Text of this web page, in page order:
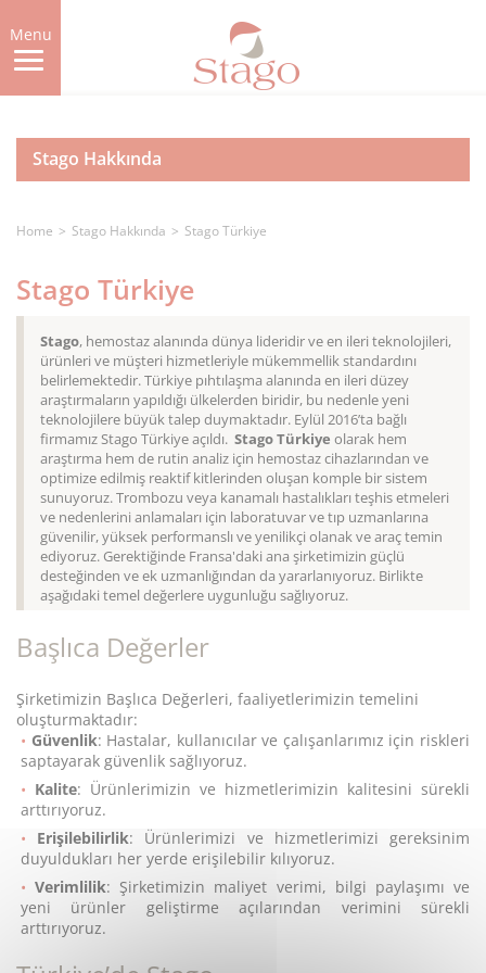
to
main
content
Menu
Stago Hakkında
Home Stago Hakkında Stago Türkiye
Stago Türkiye
Stago, hemostaz alanında dünya lideridir ve en ileri teknolojileri,
ürünleri ve müşteri hizmetleriyle mükemmellik standardını
belirlemektedir.Türkiye pıhtılaşma alanında en ileri düzey
araştırmaların yapıldığı ülkelerden biridir, bu nedenle yeni
teknolojilere büyük talep duymaktadır. Eylül 2016’ta bağlı
firmamız Stago Türkiye açıldı. Stago Türkiye olarak hem
araştırma hem de rutin analiz için hemostaz cihazlarından ve
optimize edilmiş reaktif kitlerinden oluşan komple bir sistem
sunuyoruz. Trombozu veya kanamalı hastalıkları teşhis etmeleri
ve nedenlerini anlamaları için laboratuvar ve tıp uzmanlarına
güvenilir, yüksek performanslı ve yenilikçi olanak ve araç temin
ediyoruz. Gerektiğinde Fransa'daki ana şirketimizin güçlü
desteğinden ve ek uzmanlığından da yararlanıyoruz. Birlikte
aşağıdaki temel değerlere uygunluğu sağlıyoruz.
Başlıca Değerler
Şirketimizin Başlıca Değerleri, faaliyetlerimizin temelini
oluşturmaktadır:
Güvenlik: Hastalar, kullanıcılar ve çalışanlarımız için riskleri
saptayarak güvenlik sağlıyoruz.
Kalite: Ürünlerimizin ve hizmetlerimizin kalitesini sürekli
arttırıyoruz.
Erişilebilirlik: Ürünlerimizi ve hizmetlerimizi gereksinim
duyuldukları her yerde erişilebilir kılıyoruz.
Verimlilik: Şirketimizin maliyet verimi, bilgi paylaşımı ve
yeni ürünler geliştirme açılarından verimini sürekli
arttırıyoruz.